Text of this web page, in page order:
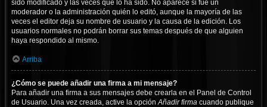
sido modificado y las veces que lo ha sido. No aparece si fue un
moderador o la administración quién lo editó, aunque la mayoría de las
veces el editor deja su nombre de usuario y la causa de la edición. Los
usuarios normales no podrán borrar sus temas después de que alguien
haya respondido al mismo.
Arriba
¿Cómo se puede añadir una firma a mi mensaje?
Para añadir una firma a sus mensajes debe crearla en el Panel de Control
de Usuario. Una vez creada, active la opciónAñadir firma cuando publique